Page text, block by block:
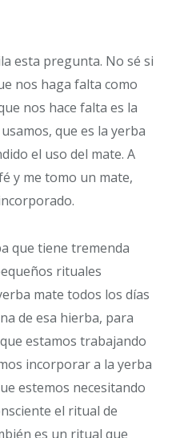
esta pregunta. No sé si
nos haga falta como
nos hace falta es la
que es la yerba
el uso del mate. A
y me tomo un mate,
que tiene tremenda
rituales
mate todos los días
de esa hierba, para
estamos trabajando
incorporar a la yerba
estemos necesitando
el ritual de
es un ritual que